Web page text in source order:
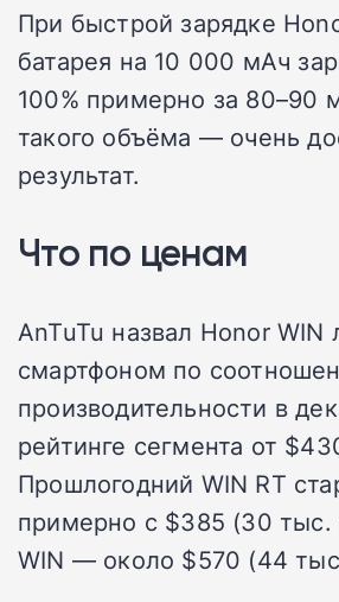
При быстрой зарядке
батарея на 10 000 мАч
100% примерно за 80–90
такого объёма — очень
результат.
Что по ценам
AnTuTu назвал Honor
смартфоном по
производительности в
рейтинге сегмента от
Прошлогодний WIN RT
примерно с $385 (30 тыс.
WIN — около $570 (44